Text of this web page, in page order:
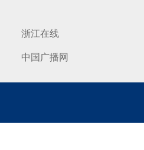
浙江在线
中国广播网